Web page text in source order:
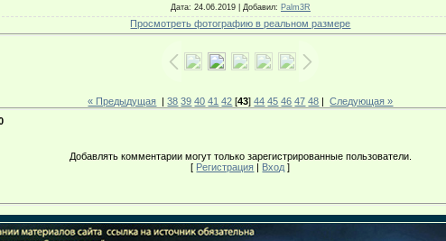
Дата: 24.06.2019 | Добавил: Palm3R
Просмотреть фотографию в реальном размере
« Предыдущая |38 39 40 41 42 [43]44 45 46 47 48 |Следующая »
Добавлять комментарии могут только зарегистрированные пользователи.
[ Регистрация | Вход ]